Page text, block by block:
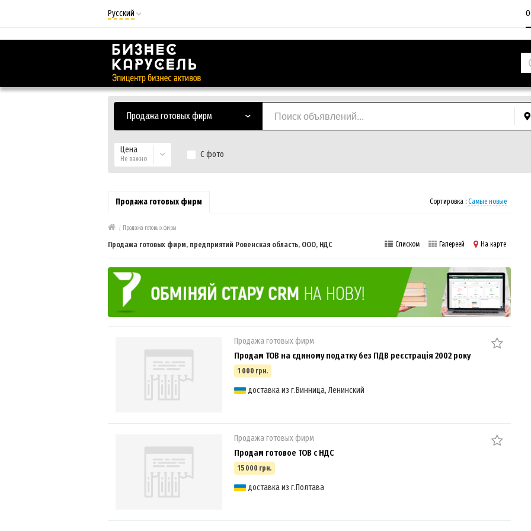
Русский
Русский
Українська
Продажа готовых фирм
Цена
Не важно С фото
Продажа готовых фирм Сортировка : Самые новые
/ Продажа готовых фирм
Продажа готовых фирм, предприятий Ровенская область, ООО, НДС Списком Галереей На карте
Продажа готовых фирм
Продам ТОВ на єдиному податку без ПДВ реєстрація 2002 року
1 000 грн.
доставка из г.Винница, Ленинский
Продажа готовых фирм
Продам готовое ТОВ с НДС
15 000 грн.
доставка из г.Полтава